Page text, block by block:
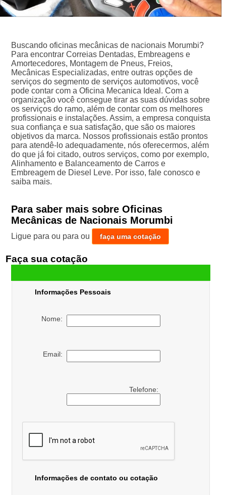
Buscando oficinas mecânicas de nacionais Morumbi?
Para encontrar Correias Dentadas, Embreagens e
Amortecedores, Montagem de Pneus, Freios,
Mecânicas Especializadas, entre outras opções de
serviços do segmento de serviços automotivos, você
pode contar com a Oficina Mecanica Ideal. Com a
organização você consegue tirar as suas dúvidas sobre
os serviços do ramo, além de contar com os melhores
profissionais e instalações. Assim, a empresa conquista
sua confiança e sua satisfação, que são os maiores
objetivos da marca. Nossos profissionais estão prontos
para atendê-lo adequadamente, nós oferecermos, além
do que já foi citado, outros serviços, como por exemplo,
Alinhamento e Balanceamento de Carros e
Embreagem de Diesel Leve. Por isso, fale conosco e
saiba mais.
Para saber mais sobre Oficinas
Mecânicas de Nacionais Morumbi
Ligue para ou para ou faça uma cotação
Faça sua cotação
Informações Pessoais
Nome:
Email:
Telefone:
Informações de contato ou cotação